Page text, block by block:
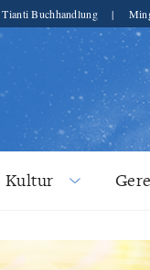
Tianti Buchhandlung |
Kultur